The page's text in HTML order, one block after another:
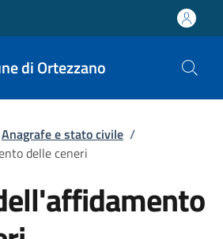
di Ortezzano
Anagrafe e stato civile /
delle ceneri